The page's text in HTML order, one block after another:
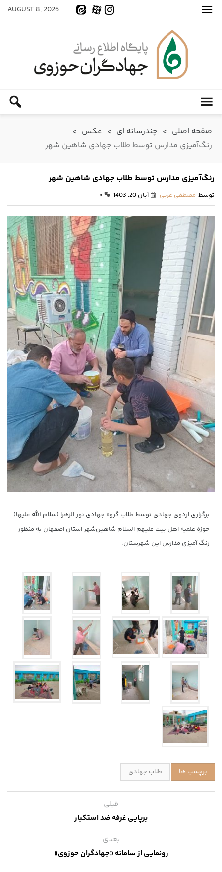
AUGUST 8, 2026
صفحه اصلی > چندرسانه ای > عکس >
رنگ‌آمیزی مدارس توسط طلاب جهادی شاهین شهر
رنگ‌آمیزی مدارس توسط طلاب جهادی شاهین شهر
توسط مصطفی عربی آبان 20, 1403 ۰
برگزاری اردوی جهادی توسط طلاب گروه جهادی نور الزهرا (سلام الله علیها)
حوزه علمیه اهل بیت علیهم السلام شاهین‌شهر استان اصفهان به منظور
رنگ آمیزی مدارس این شهرستان.
برچسب ها طلاب جهادی
قبلی
برپایی غرفه ضد استکبار
بعدی
رونمایی از سامانه «جهادگران حوزوی»